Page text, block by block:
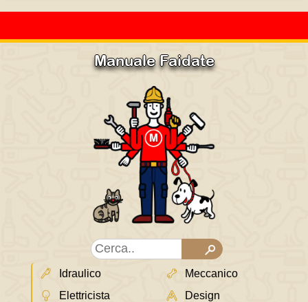
Manuale Faidate
Idraulico
Elettricista
Meccanico
Design